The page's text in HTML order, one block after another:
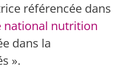
référencée dans
national nutrition
dans la
».